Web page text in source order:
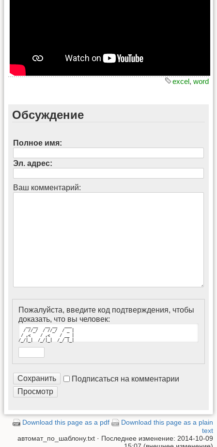
excel, word
Обсуждение
Полное имя:
Эл. адрес:
Ваш комментарий:
Пожалуйста, введите код подтверждения, чтобы
доказать, что вы человек:
  / //_/  / //_/  / _ |
/ ,<    / ,<    / __ |
/_/|_|  /_/|_|  /_/ |_|
Подписаться на комментарии
Download this page as a pdf
Download this page as a plain
text
автомат_по_шаблону.txt · Последнее изменение: 2014-10-09